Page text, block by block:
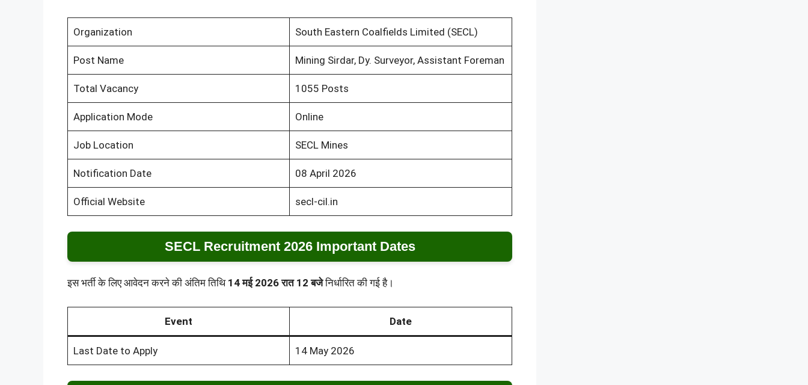
Organization South Eastern Coalfields Limited (SECL)
Post Name Mining Sirdar, Dy. Surveyor, Assistant Foreman
Total Vacancy 1055 Posts
Application Mode Online
Job Location SECL Mines
Notification Date 08 April 2026
Official Website secl-cil.in
SECL Recruitment 2026 Important Dates
इस भर्ती के लिए आवेदन करने की अंतिम तिथि 14 मई 2026 रात 12 बजेनिर्धारित की गई है।
Event Date
Last Date to Apply 14 May 2026